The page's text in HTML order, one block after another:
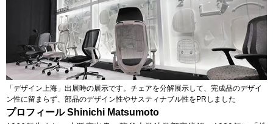
「デザイン上海」出展時の展示です。チェアを分解展示して、完成品のデザイ
ン性に留まらず、部品のデザイン性やサスティナブル性をPRしました
プロフィール Shinichi Matsumoto